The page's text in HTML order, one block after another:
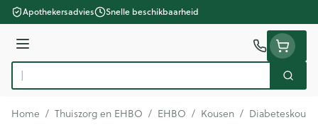
Ga naar de inhoud
Apothekersadvies Snelle beschikbaarheid
Menu
Product, merk, categorie...
Zoek
Home / Thuiszorg en EHBO / EHBO / Kousen /